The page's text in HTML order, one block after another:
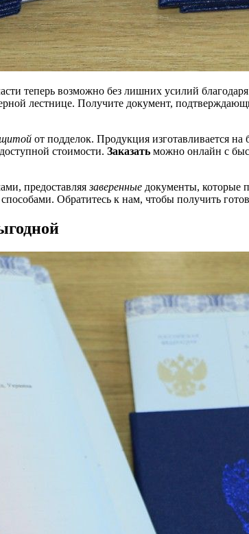
теперь возможно без лишних усилий
лестнице. Получите документ,
от подделок. Продукция изготавливается
стоимости. Заказать можно онлайн с
предоставляязаверенные документы, которые
Обратитесь к нам, чтобы получить